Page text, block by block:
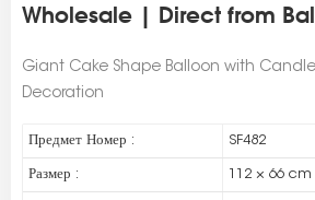
Wholesale | Direct from
Giant Cake Shape Balloon with
Decoration
Предмет Номер : SF482
Размер : 112 × 66 cm